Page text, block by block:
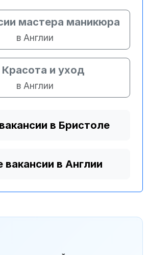
мастера маникюра
в Англии
Красота и уход
в Англии
в Бристоле
вакансии в Англии